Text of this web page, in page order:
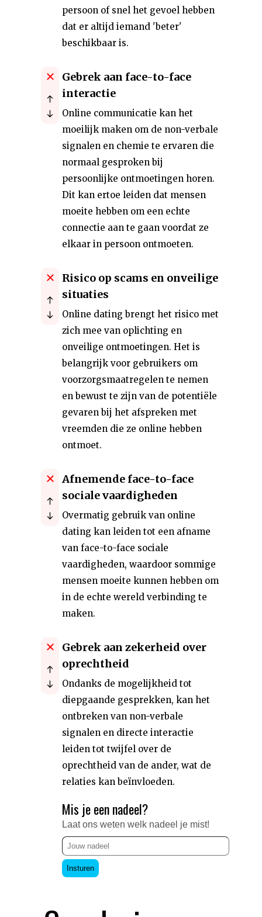
persoon of snel het gevoel hebben
dat er altijd iemand 'beter'
beschikbaar is.
Gebrek aan face-to-face
interactie
Online communicatie kan het
moeilijk maken om de non-verbale
signalen en chemie te ervaren die
normaal gesproken bij
persoonlijke ontmoetingen horen.
Dit kan ertoe leiden dat mensen
moeite hebben om een echte
connectie aan te gaan voordat ze
elkaar in persoon ontmoeten.
Risico op scams en onveilige
situaties
Online dating brengt het risico met
zich mee van oplichting en
onveilige ontmoetingen. Het is
belangrijk voor gebruikers om
voorzorgsmaatregelen te nemen
en bewust te zijn van de potentiële
gevaren bij het afspreken met
vreemden die ze online hebben
ontmoet.
Afnemende face-to-face
sociale vaardigheden
Overmatig gebruik van online
dating kan leiden tot een afname
van face-to-face sociale
vaardigheden, waardoor sommige
mensen moeite kunnen hebben om
in de echte wereld verbinding te
maken.
Gebrek aan zekerheid over
oprechtheid
Ondanks de mogelijkheid tot
diepgaande gesprekken, kan het
ontbreken van non-verbale
signalen en directe interactie
leiden tot twijfel over de
oprechtheid van de ander, wat de
relaties kan beïnvloeden.
Mis je een nadeel?
Laat ons weten welk nadeel je mist!
Insturen